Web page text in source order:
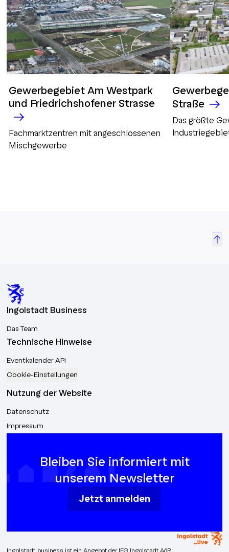
Gewerbegebiet Am Westpark
und Friedrichshofener Strasse
Fachmarktzentren mit angeschlossenen
Mischgewerbe
Straße
Das größte
Ingolstadt Business
Das Team
Technische Hinweise
Eventkalender API
Cookie-Einstellungen
Nutzung der Website
Datenschutz
Impressum
Bleiben Sie informiert mit
unserem Newsletter
Jetzt anmelden
Ingolstadt.business ist ein Angebot der IFG Ingolstadt AöR